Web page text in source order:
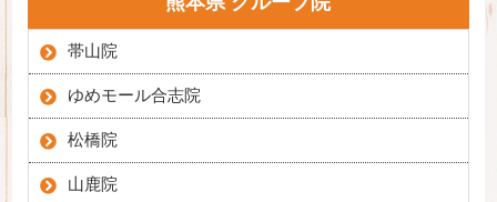
帯山院
ゆめモール合志院
松橋院
山鹿院